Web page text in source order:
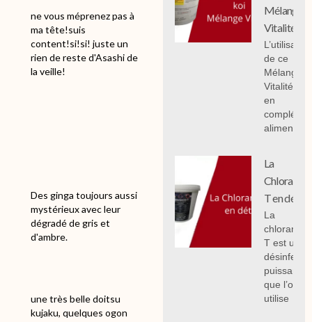
ne vous méprenez pas à
ma tête!suis
content!si!si! juste un
rien de reste d'Asashi de
la veille!
Des ginga toujours aussi
mystérieux avec leur
dégradé de gris et
d'ambre.
une très belle doitsu
kujaku, quelques ogon
Mélange
Vitalité
L’utilisation
de ce
Mélange
Vitalité 1
en
alimentaire
La
T en détail
La
chloramine
T est un
puissant
que l’on
utilise